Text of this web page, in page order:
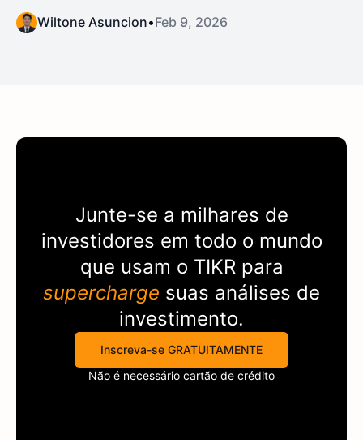
Wiltone Asuncion•Feb 9, 2026
Junte-se a milhares de
investidores em todo o mundo
que usam o TIKR para
supercharge suas análises de
investimento.
Inscreva-se GRATUITAMENTE
Não é necessário cartão de crédito